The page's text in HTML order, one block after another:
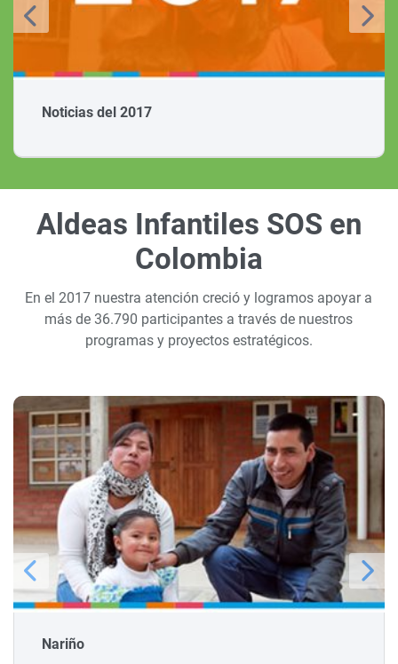
Noticias del 2017
Aldeas Infantiles SOS en
Colombia
En el 2017 nuestra atención creció y logramos apoyar a
más de 36.790 participantes a través de nuestros
programas y proyectos estratégicos.
Nariño